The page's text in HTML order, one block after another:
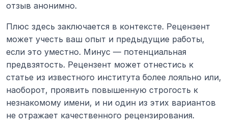
отзыв анонимно.
Плюс здесь заключается в контексте. Рецензент
может учесть ваш опыт и предыдущие работы,
если это уместно. Минус — потенциальная
предвзятость. Рецензент может отнестись к
статье из известного института более лояльно или,
наоборот, проявить повышенную строгость к
незнакомому имени, и ни один из этих вариантов
не отражает качественного рецензирования.